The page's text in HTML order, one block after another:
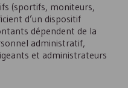
(sportifs, moniteurs,
d’un dispositif
dépendent de la
administratif,
et administrateurs